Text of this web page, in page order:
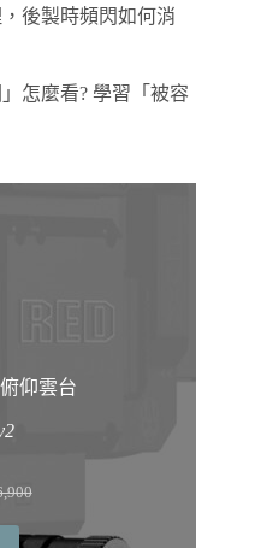
後製時頻閃如何消
怎麼看? 學習「被容
仰雲台